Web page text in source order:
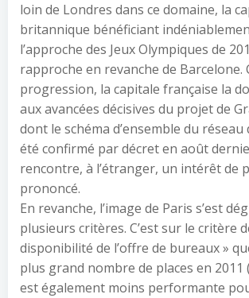
loin de Londres dans ce domaine, la
britannique bénéficiant
l’approche des Jeux Olympiques de
rapproche en revanche de Barcelone.
progression, la capitale française la
aux avancées décisives du projet de
dont le schéma d’ensemble du
été confirmé par décret en août
rencontre, à l’étranger, un intérêt de
prononcé.
En revanche, l’image de Paris s’est
plusieurs critères. C’est sur le critère
disponibilité de l’offre de bureaux »
plus grand nombre de places en 2011
est également moins performante